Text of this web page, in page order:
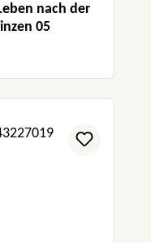
nach der
05